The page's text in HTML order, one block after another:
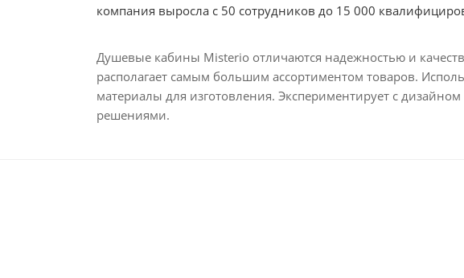
компания выросла с 50 сотрудников до 15 000
Душевые кабины Misterio отличаются надежностью и
располагает самым большим ассортиментом товаров.
материалы для изготовления. Экспериментирует с
решениями.